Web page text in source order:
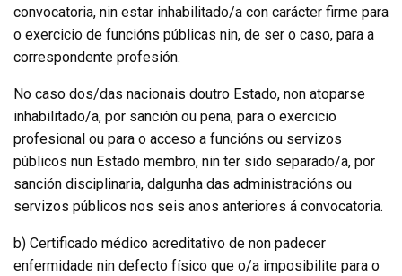
convocatoria, nin estar inhabilitado/a con carácter firme para
o exercicio de funcións públicas nin, de ser o caso, para a
correspondente profesión.
No caso dos/das nacionais doutro Estado, non atoparse
inhabilitado/a, por sanción ou pena, para o exercicio
profesional ou para o acceso a funcións ou servizos
públicos nun Estado membro, nin ter sido separado/a, por
sanción disciplinaria, dalgunha das administracións ou
servizos públicos nos seis anos anteriores á convocatoria.
b) Certificado médico acreditativo de non padecer
enfermidade nin defecto físico que o/a imposibilite para o